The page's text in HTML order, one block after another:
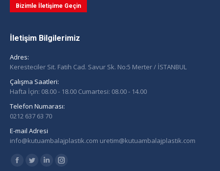
Bizimle İletişime Geçin
İletişim Bilgilerimiz
Adres:
Keresteciler Sit. Fatih Cad. Savur Sk. No:5 Merter / İSTANBUL
Çalışma Saatleri:
Hafta İçin: 08.00 - 18.00 Cumartesi: 08.00 - 14.00
Telefon Numarası:
0212 637 63 70
E-mail Adresi
info@kutuambalajplastik.com uretim@kutuambalajplastik.com
Find us on:
Facebook
Twitter LinkedinInstagram